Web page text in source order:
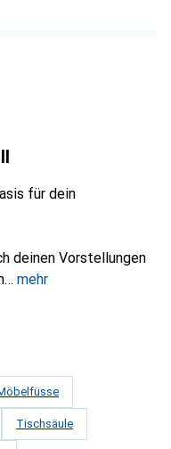
für dein
deinen Vorstellungen
mehr
Tischsäule